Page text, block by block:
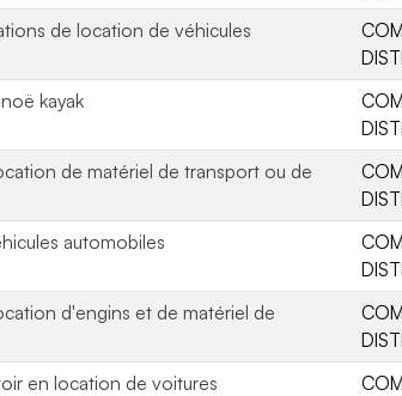
de location de véhicules
kayak
de matériel de transport ou de
automobiles
d'engins et de matériel de
en location de voitures